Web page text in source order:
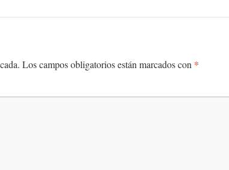
Los campos obligatorios están marcados con *